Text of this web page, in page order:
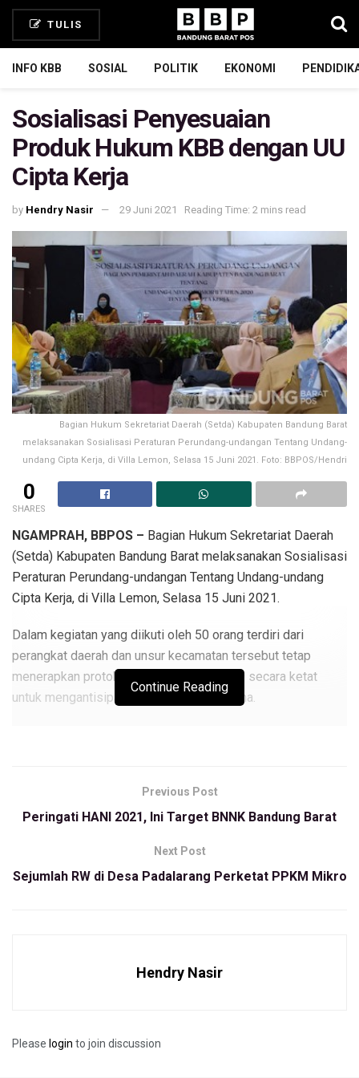
TULIS
INFO KBB SOSIAL POLITIK EKONOMI
Sosialisasi Penyesuaian
Produk Hukum KBB dengan UU
Cipta Kerja
by Hendry Nasir 29 Juni 2021 Reading Time: 2 mins read
Bagian Hukum Sekretariat Daerah (Setda) Kabupaten Bandung Barat
melaksanakan Sosialisasi Peraturan Perundang-undangan Tentang Undang-
undang Cipta Kerja, di Villa Lemon, Selasa 15 Juni 2021. Foto: BBPOS/Hendri
0
SHARES
NGAMPRAH, BBPOS – Bagian Hukum Sekretariat Daerah
(Setda) Kabupaten Bandung Barat melaksanakan Sosialisasi
Peraturan Perundang-undangan Tentang Undang-undang
Cipta Kerja, di Villa Lemon, Selasa 15 Juni 2021.
Dalam kegiatan yang diikuti oleh 50 orang terdiri dari
perangkat daerah dan unsur kecamatan tersebut tetap
menerapkan protokol kesehatan Covid-19 secara ketat
untuk mengantisipasi terpapar virus Corona.
“Sosialisasi ini bertujuan memberikan pemahaman kepada
perangkat daerah terkait UU cipta kerja karena himbauan dari
pusat untuk segera melakukan penyesuaian terutama
Hengky Kurniawan mengatakan, pada dasarnya sebelas
kluster dalam Undang-undang Cipta Kerja bertujuan untuk
Continue Reading
Previous Post
Peringati HANI 2021, Ini Target BNNK Bandung Barat
Next Post
Sejumlah RW di Desa Padalarang Perketat PPKM Mikro
Hendry Nasir
Please login to join discussion